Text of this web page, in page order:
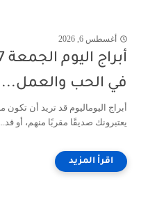
أغسطس 6, 2026
في الحب والعمل...
أبراج اليوماليوم قد تريد أن
يعتبرونك صديقًا مقربًا منهم، أو قد...